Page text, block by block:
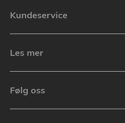
Kundeservice
Les mer
Følg oss